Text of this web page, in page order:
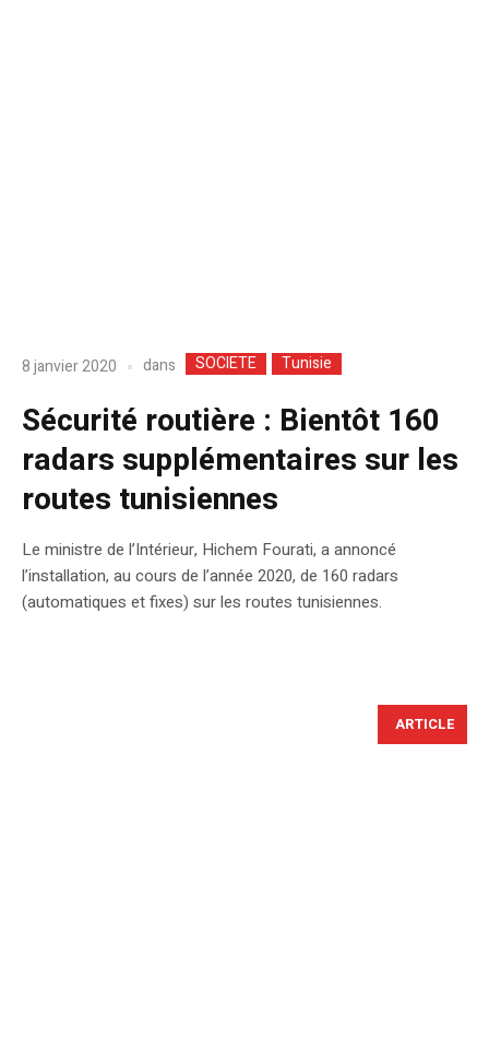
8 janvier 2020 dans SOCIETE Tunisie
Sécurité routière : Bientôt 160
radars supplémentaires sur les
routes tunisiennes
Le ministre de l’Intérieur, Hichem Fourati, a annoncé
l’installation, au cours de l’année 2020, de 160 radars
(automatiques et fixes) sur les routes tunisiennes.
ARTICLE